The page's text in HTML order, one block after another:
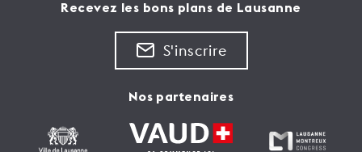
Recevez les bons plans de Lausanne
S'inscrire
Nos partenaires